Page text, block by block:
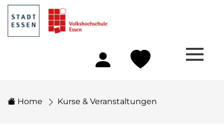
Home Kurse & Veranstaltungen